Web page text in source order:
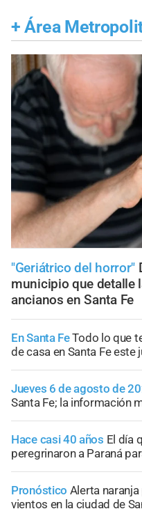
+ Área
"Geriátrico del horror"
municipio que detalle
ancianos en Santa Fe
En Santa FeTodo lo que
de casa en Santa Fe este
Jueves 6 de agosto de
Santa Fe; la información
Hace casi 40 años El día
peregrinaron a Paraná
Pronóstico Alerta
vientos en la ciudad de